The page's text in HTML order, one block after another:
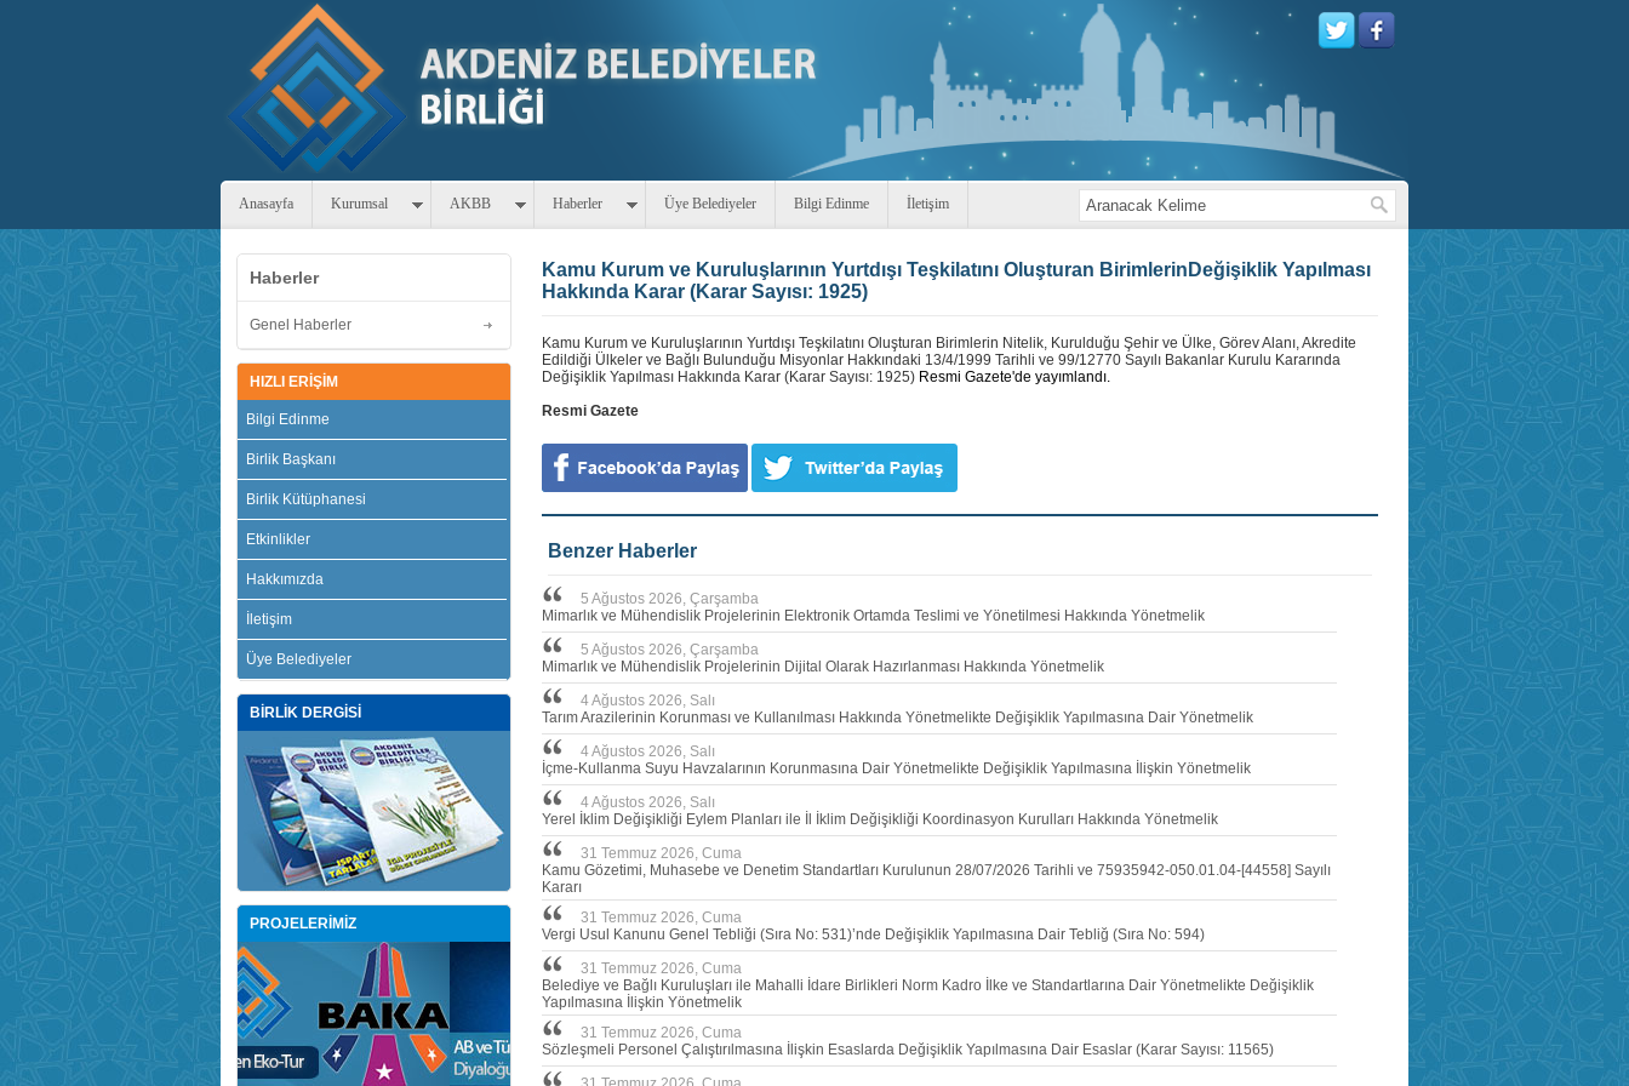
Anasayfa Kurumsal AKBB Haberler Üye Belediyeler Bilgi Edinme İletişim
Haberler
Genel Haberler
HIZLI ERİŞİM
Bilgi Edinme
Birlik Başkanı
Birlik Kütüphanesi
Etkinlikler
Hakkımızda
İletişim
Üye Belediyeler
BİRLİK DERGİSİ
PROJELERİMİZ
Kamu Kurum ve Kuruluşlarının Yurtdışı Teşkilatını Oluşturan BirimlerinDeğişiklik Yapılması
Hakkında Karar (Karar Sayısı: 1925)
Kamu Kurum ve Kuruluşlarının Yurtdışı Teşkilatını Oluşturan Birimlerin Nitelik, Kurulduğu Şehir ve Ülke, Görev Alanı, Akredite
Edildiği Ülkeler ve Bağlı Bulunduğu Misyonlar Hakkındaki 13/4/1999 Tarihli ve 99/12770 Sayılı Bakanlar Kurulu Kararında
Değişiklik Yapılması Hakkında Karar (Karar Sayısı: 1925) Resmi Gazete'de yayımlandı.
Resmi Gazete
Benzer Haberler
5 Ağustos 2026, Çarşamba
Mimarlık ve Mühendislik Projelerinin Elektronik Ortamda Teslimi ve Yönetilmesi Hakkında Yönetmelik
5 Ağustos 2026, Çarşamba
Mimarlık ve Mühendislik Projelerinin Dijital Olarak Hazırlanması Hakkında Yönetmelik
4 Ağustos 2026, Salı
Tarım Arazilerinin Korunması ve Kullanılması Hakkında Yönetmelikte Değişiklik Yapılmasına Dair Yönetmelik
4 Ağustos 2026, Salı
İçme-Kullanma Suyu Havzalarının Korunmasına Dair Yönetmelikte Değişiklik Yapılmasına İlişkin Yönetmelik
4 Ağustos 2026, Salı
Yerel İklim Değişikliği Eylem Planları ile İl İklim Değişikliği Koordinasyon Kurulları Hakkında Yönetmelik
31 Temmuz 2026, Cuma
Kamu Gözetimi, Muhasebe ve Denetim Standartları Kurulunun 28/07/2026 Tarihli ve 75935942-050.01.04-[44558] Sayılı
Kararı
31 Temmuz 2026, Cuma
Vergi Usul Kanunu Genel Tebliği (Sıra No: 531)’nde Değişiklik Yapılmasına Dair Tebliğ (Sıra No: 594)
31 Temmuz 2026, Cuma
Belediye ve Bağlı Kuruluşları ile Mahalli İdare Birlikleri Norm Kadro İlke ve Standartlarına Dair Yönetmelikte Değişiklik
Yapılmasına İlişkin Yönetmelik
31 Temmuz 2026, Cuma
Sözleşmeli Personel Çalıştırılmasına İlişkin Esaslarda Değişiklik Yapılmasına Dair Esaslar (Karar Sayısı: 11565)